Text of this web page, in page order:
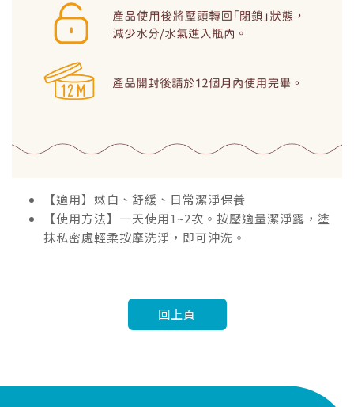
【適用】嫩白、舒緩、日常潔淨保養
【使用方法】一天使用1~2次。按壓適量潔淨露，塗
抹私密處輕柔按摩洗淨，即可沖洗。
回上頁